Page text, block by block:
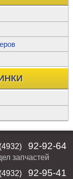
92-92-64
запчастей
92-95-41